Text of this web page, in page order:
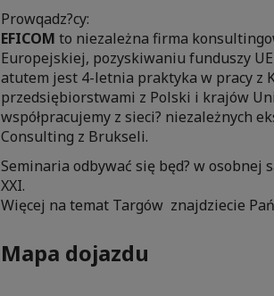
Prowqadz?cy:
EFICOM to niezależna firma
Europejskiej, pozyskiwaniu funduszy
atutem jest 4-letnia praktyka w pracy z
przedsiębiorstwami z Polski i krajów
współpracujemy z sieci? niezależnych
Consulting z Brukseli.
Seminaria odbywać się będ? w osobnej
XXI.
Więcej na temat Targów znajdziecie
Mapa dojazdu